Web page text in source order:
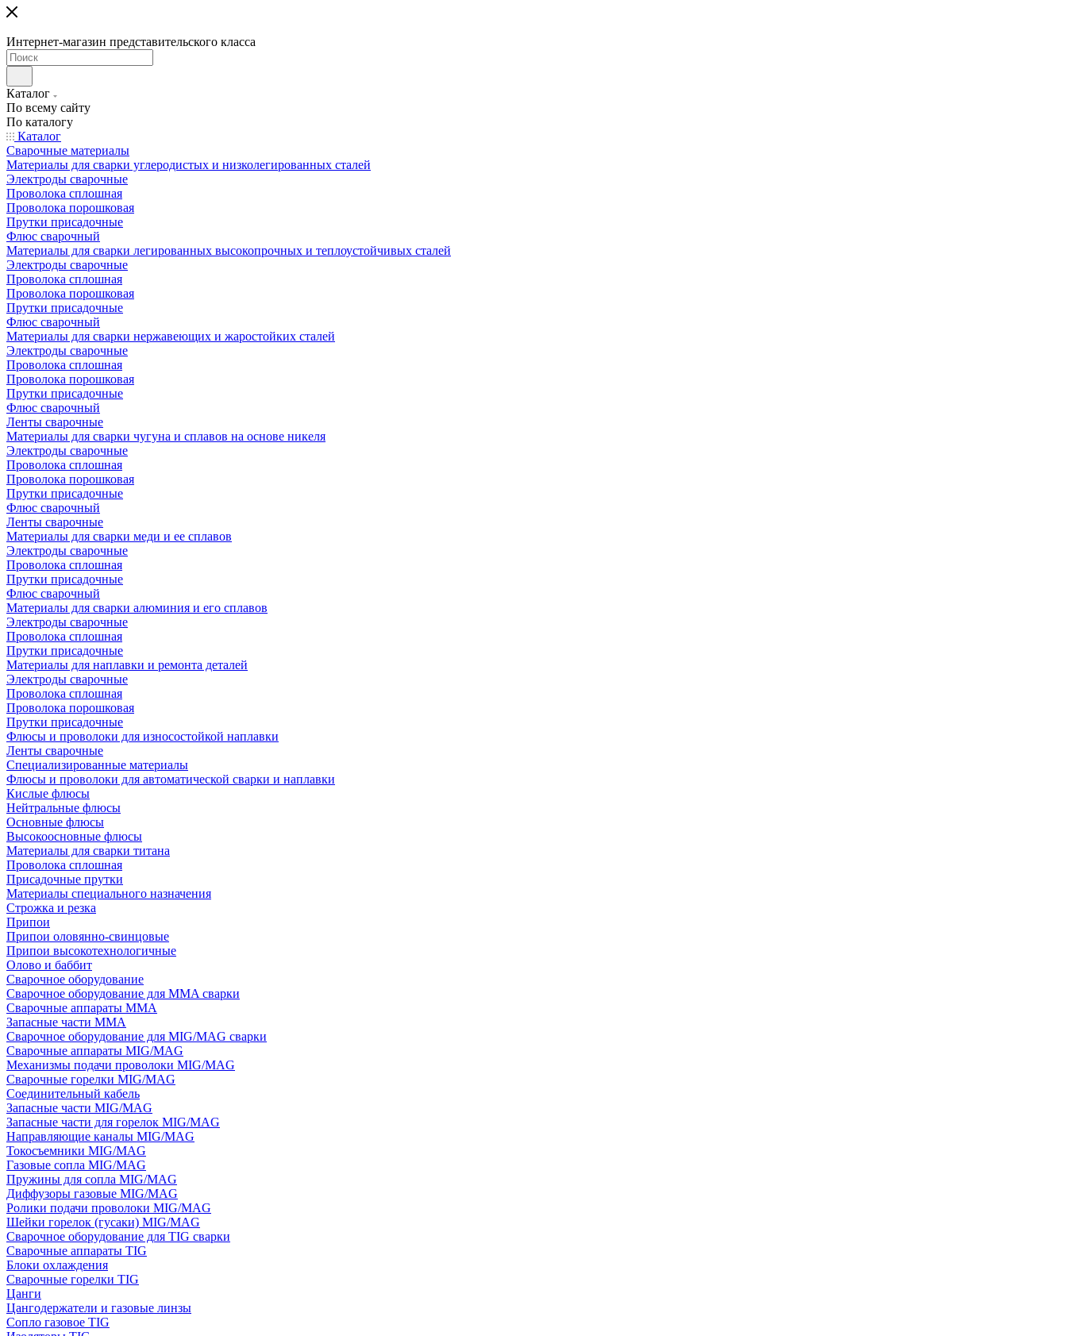
Интернет-магазин представительского класса
Каталог
По всему сайту
По каталогу
Каталог
Сварочные материалы
Материалы для сварки углеродистых и низколегированных сталей
Электроды сварочные
Проволока сплошная
Проволока порошковая
Прутки присадочные
Флюс сварочный
Материалы для сварки легированных высокопрочных и теплоустойчивых сталей
Электроды сварочные
Проволока сплошная
Проволока порошковая
Прутки присадочные
Флюс сварочный
Материалы для сварки нержавеющих и жаростойких сталей
Электроды сварочные
Проволока сплошная
Проволока порошковая
Прутки присадочные
Флюс сварочный
Ленты сварочные
Материалы для сварки чугуна и сплавов на основе никеля
Электроды сварочные
Проволока сплошная
Проволока порошковая
Прутки присадочные
Флюс сварочный
Ленты сварочные
Материалы для сварки меди и ее сплавов
Электроды сварочные
Проволока сплошная
Прутки присадочные
Флюс сварочный
Материалы для сварки алюминия и его сплавов
Электроды сварочные
Проволока сплошная
Прутки присадочные
Материалы для наплавки и ремонта деталей
Электроды сварочные
Проволока сплошная
Проволока порошковая
Прутки присадочные
Флюсы и проволоки для износостойкой наплавки
Ленты сварочные
Специализированные материалы
Флюсы и проволоки для автоматической сварки и наплавки
Кислые флюсы
Нейтральные флюсы
Основные флюсы
Высокоосновные флюсы
Материалы для сварки титана
Проволока сплошная
Присадочные прутки
Материалы специального назначения
Строжка и резка
Припои
Припои оловянно-свинцовые
Припои высокотехнологичные
Олово и баббит
Сварочное оборудование
Сварочное оборудование для MMA сварки
Сварочные аппараты MMA
Запасные части MMA
Сварочное оборудование для MIG/MAG сварки
Сварочные аппараты MIG/MAG
Механизмы подачи проволоки MIG/MAG
Сварочные горелки MIG/MAG
Соединительный кабель
Запасные части MIG/MAG
Запасные части для горелок MIG/MAG
Направляющие каналы MIG/MAG
Токосъемники MIG/MAG
Газовые сопла MIG/MAG
Пружины для сопла MIG/MAG
Диффузоры газовые MIG/MAG
Ролики подачи проволоки MIG/MAG
Шейки горелок (гусаки) MIG/MAG
Сварочное оборудование для TIG сварки
Сварочные аппараты TIG
Блоки охлаждения
Сварочные горелки TIG
Цанги
Цангодержатели и газовые линзы
Сопло газовое TIG